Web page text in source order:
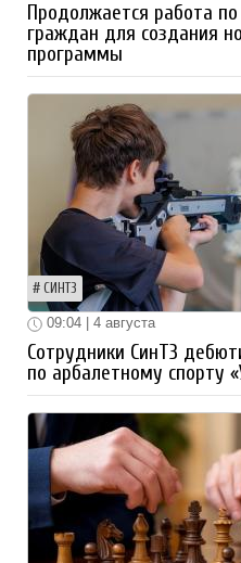
Продолжается работа
граждан для создания
программы
СИНТЗ
09:04 | 4 августа
Сотрудники СинТЗ
по арбалетному спорту